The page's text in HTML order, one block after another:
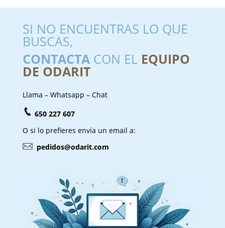
SI NO ENCUENTRAS LO QUE
BUSCAS,
CONTACTACON EL EQUIPO
DE ODARIT
Llama – Whatsapp – Chat
650 227 607
O si lo prefieres envía un email a:
pedidos@odarit.com